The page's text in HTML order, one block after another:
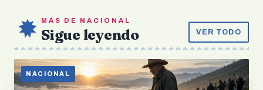
MÁS DE NACIONAL
Sigue leyendo VER TODO
NACIONAL